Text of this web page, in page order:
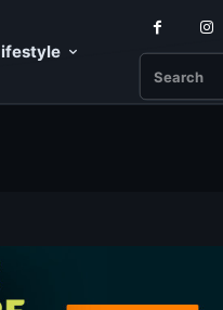
Search